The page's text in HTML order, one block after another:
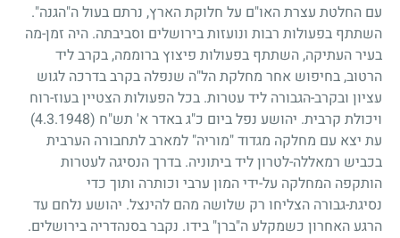
עם החלטת עצרת האו"ם על חלוקת הארץ, נרתם בעול ה"הגנה".
השתתף בפעולות רבות ונועזות בירושלים וסביבתה. היה זמן-מה
בעיר העתיקה, השתתף בפעולות פיצוץ ברוממה, בקרב ליד
הרטוב, בחיפוש אחר מחלקת הל"ה שנפלה בקרב בדרכה לגוש
עציון ובקרב-הגבורה ליד עטרות. בכל הפעולות הצטיין בעוז-רוח
ויכולת קרבית. יהושע נפל ביום כ"ג באדר א' תש"ח (4.3.1948)
עת יצא עם מחלקה מגדוד "מוריה" למארב לתחבורה הערבית
בכביש רמאללה-לטרון ליד ביתוניה. בדרך הנסיגה לעטרות
הותקפה המחלקה על-ידי המון ערבי וכותרה ותוך כדי
נסיגת-גבורה הצליחו רק שלושה מהם להינצל. יהושע נלחם עד
הרגע האחרון כשמקלע ה"ברן" בידו. נקבר בסנהדריה בירושלים.